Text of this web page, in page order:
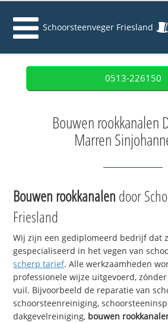
Schoorsteenveger Friesland
0513-226150
Bouwen rookkanalen
Marren
Bouwen rookkanalen door
Friesland
Wij zijn een gediplomeerd bedrijf dat
gespecialiseerd in het vegen van
scherp tarief. Alle werkzaamheden
professionele wijze uitgevoerd,
vuil. Bijvoorbeeld de reparatie van
schoorsteenreiniging,
dakgevelreiniging, bouwen